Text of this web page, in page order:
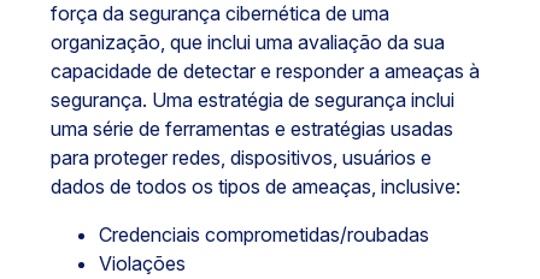
força da segurança cibernética de uma
organização, que inclui uma avaliação da sua
capacidade de detectar e responder a ameaças à
segurança. Uma estratégia de segurança inclui
uma série de ferramentas e estratégias usadas
para proteger redes, dispositivos, usuários e
dados de todos os tipos de ameaças, inclusive:
Credenciais comprometidas/roubadas
Violações